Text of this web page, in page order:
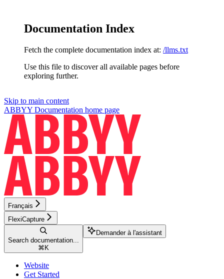
Documentation Index
Fetch the complete documentation index at: /llms.txt
Use this file to discover all available pages before
exploring further.
Skip to main content
ABBYY Documentation home page
Français
FlexiCapture
Search documentation...
⌘ K
Demander à l'assistant
Website
Get Started